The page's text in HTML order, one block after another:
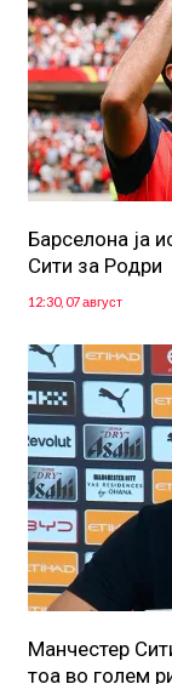
Барселона ја
Сити за Родри
12:30, 07 август
Манчестер
тоа во голем